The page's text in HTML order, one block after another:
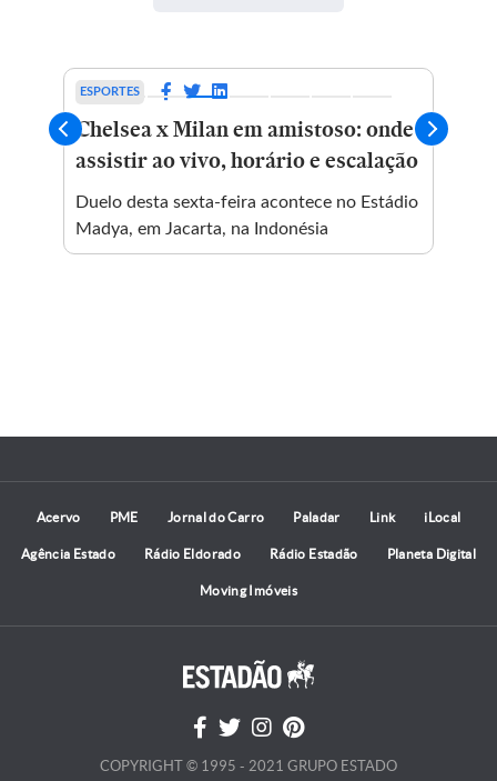
ESPORTES
Chelsea x Milan em amistoso: onde
assistir ao vivo, horário e escalação
Duelo desta sexta-feira acontece no Estádio
Madya, em Jacarta, na Indonésia
Acervo PME Jornal do Carro Paladar Link iLocal
Agência Estado Rádio Eldorado Rádio Estadão Planeta Digital
Moving Imóveis
COPYRIGHT © 1995 - 2021 GRUPO ESTADO